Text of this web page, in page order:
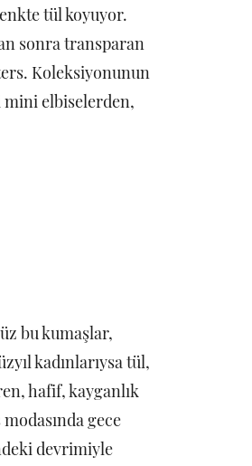
tül koyuyor.
sonra transparan
Koleksiyonunun
mini elbiselerden,
bu kumaşlar,
kadınlarıysa tül,
hafif, kayganlık
gece
devrimiyle